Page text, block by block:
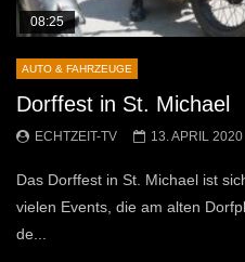
08:25
AUTO & FAHRZEUGE
Dorffest in St. Michael
ECHTZEIT-TV 13. APRIL 2020
Das Dorffest in St. Michael ist
vielen Events, die am alten
de...